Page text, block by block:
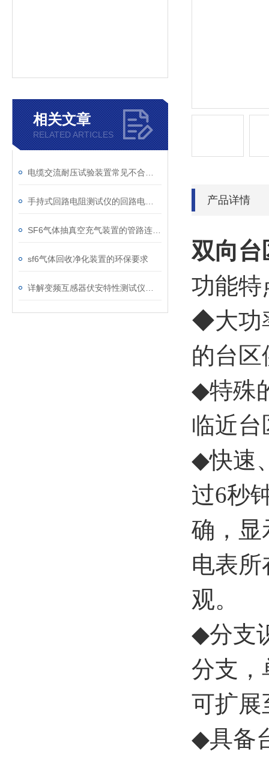
相关文章
RELATED ARTICLES
sf6气体回收净化装置的环保要求
产品详情
双向台
功能特
◆大功
的台区
◆特殊
临近
◆快速
过6秒
确，显
电表
观。
◆分支
分支，
可扩展
◆具备